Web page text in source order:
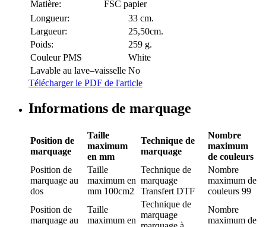
Matière:
FSC papier
Longueur:
33 cm.
Largueur:
25,50cm.
Poids:
259 g.
Couleur PMS
White
Lavable au lave–vaisselle No
Télécharger le PDF de l'article
Informations de marquage
Position de
marquage
Taille
maximum
en mm
Technique de
marquage
Nombre
maximum
de couleurs
Position de
marquage au
dos
Taille
maximum en
mm 100cm2
Technique de
marquage
Transfert DTF
Nombre
maximum de
couleurs 99
Position de
marquage au
Taille
maximum en
Technique de
marquage
Nombre
maximum de